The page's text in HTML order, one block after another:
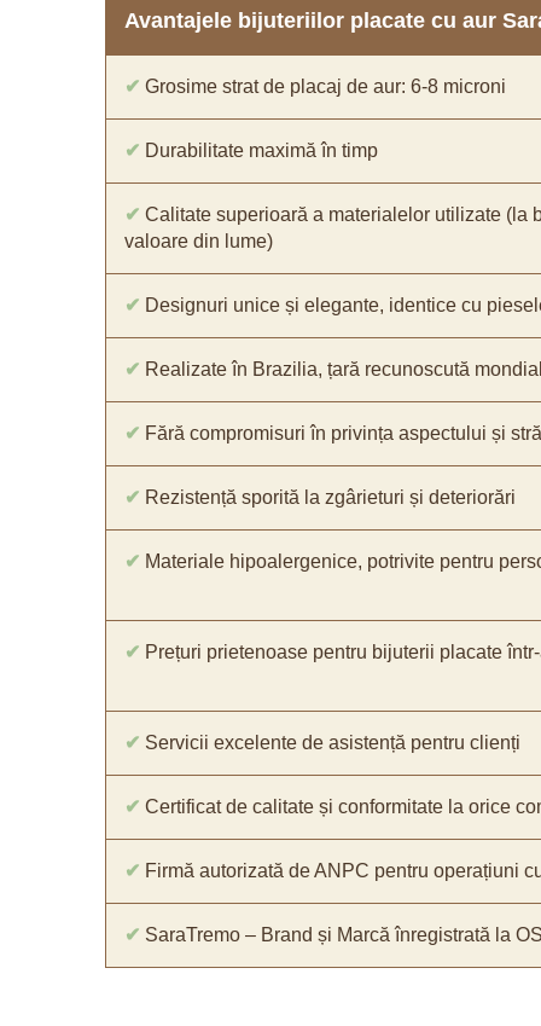
Avantajele bijuteriilor placate cu aur
✔ Grosime strat de placaj de aur: 6-8 microni
✔ Durabilitate maximă în timp
✔ Calitate superioară a materialelor utilizate (la
valoare din lume)
✔ Designuri unice și elegante, identice cu
✔ Realizate în Brazilia, țară recunoscută
✔ Fără compromisuri în privința aspectului și
✔ Rezistență sporită la zgârieturi și deteriorări
✔ Materiale hipoalergenice, potrivite pentru
✔ Prețuri prietenoase pentru bijuterii placate
✔ Servicii excelente de asistență pentru clienți
✔ Certificat de calitate și conformitate la orice
✔ Firmă autorizată de ANPC pentru operațiuni
✔ SaraTremo – Brand și Marcă înregistrată la